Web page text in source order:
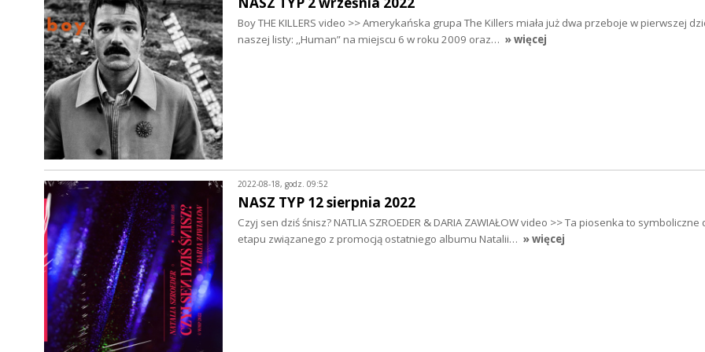
Boy THE KILLERS video >> Amerykańska grupa The Killers miała już dwa przeboje w pierwszej
naszej listy: ,,Human” na miejscu 6 w roku 2009 oraz… » więcej
2022-08-18, godz. 09:52
NASZ TYP 12 sierpnia 2022
Czyj sen dziś śnisz? NATLIA SZROEDER & DARIA ZAWIAŁOW video >> Ta piosenka to
etapu związanego z promocją ostatniego albumu Natalii… » więcej